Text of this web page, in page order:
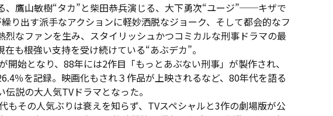
、鷹山敏樹“タカ”と柴田恭兵演じる、大下勇次“ユージ”──キザで
り出す派手なアクションに軽妙洒脱なジョーク、そして都会的なフ
烈なファンを生み、スタイリッシュかつコミカルな刑事ドラマの最
在も根強い支持を受け続けている“あぶデカ”。
開始となり、88年には2作目「もっとあぶない刑事」が製作され、
％を記録。映画化もされ３作品が上映されるなど、80年代を語る
伝説の大人気TVドラマとなった。
もその人気ぶりは衰えを知らず、TVスペシャルと3作の劇場版が公